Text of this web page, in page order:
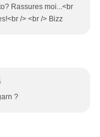
Rassures moi...<br
/> <br /> Bizz
?